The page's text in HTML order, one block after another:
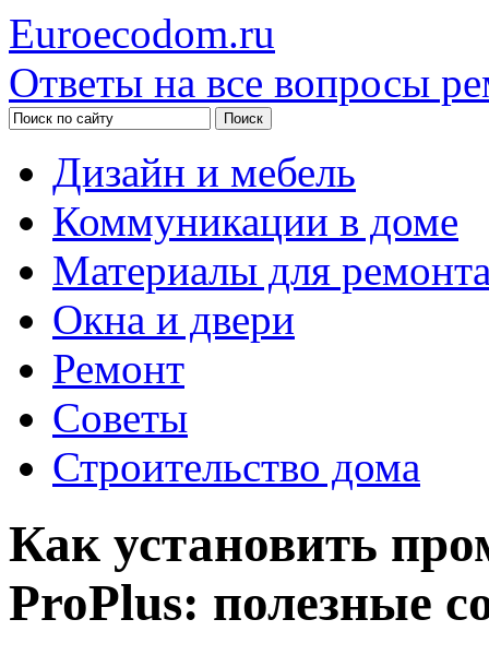
Euroecodom.ru
Ответы на все вопросы
Дизайн и мебель
Коммуникации в доме
Материалы для
Окна и двери
Ремонт
Советы
Строительство дома
Как установить
ProPlus: полезные